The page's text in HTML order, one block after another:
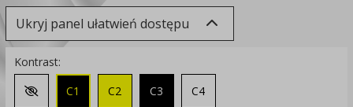
Ukryj panel ułatwień dostępu
Kontrast:
Zmień kontrast na domyślny
C1 C2 C3 C4